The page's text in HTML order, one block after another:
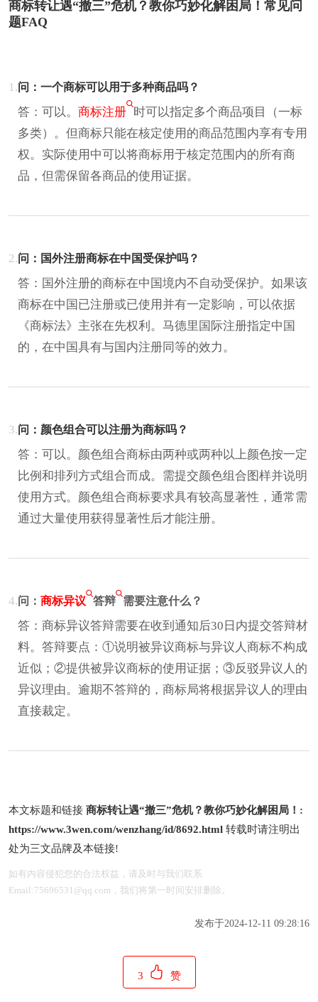
商标转让遇“撤三”危机？教你巧妙化解困局！常见问
题FAQ
1.问：一个商标可以用于多种商品吗？
答：可以。 商标注册 时可以指定多个商品项目（一标
多类）。但商标只能在核定使用的商品范围内享有专用
权。实际使用中可以将商标用于核定范围内的所有商
品，但需保留各商品的使用证据。
2.问：国外注册商标在中国受保护吗？
答：国外注册的商标在中国境内不自动受保护。如果该
商标在中国已注册或已使用并有一定影响，可以依据
《商标法》主张在先权利。马德里国际注册指定中国
的，在中国具有与国内注册同等的效力。
3.问：颜色组合可以注册为商标吗？
答：可以。颜色组合商标由两种或两种以上颜色按一定
比例和排列方式组合而成。需提交颜色组合图样并说明
使用方式。颜色组合商标要求具有较高显著性，通常需
通过大量使用获得显著性后才能注册。
4.问： 商标异议 答辩 需要注意什么？
答：商标异议答辩需要在收到通知后30日内提交答辩材
料。答辩要点：①说明被异议商标与异议人商标不构成
近似；②提供被异议商标的使用证据；③反驳异议人的
异议理由。逾期不答辩的，商标局将根据异议人的理由
直接裁定。
本文标题和链接 商标转让遇“撤三”危机？教你巧妙化解困局！:
https://www.3wen.com/wenzhang/id/8692.html 转载时请注明出
处为三文品牌及本链接!
如有内容侵犯您的合法权益，请及时与我们联系
Email:75696531@qq.com，我们将第一时间安排删除。
发布于2024-12-11 09:28:16
3 赞